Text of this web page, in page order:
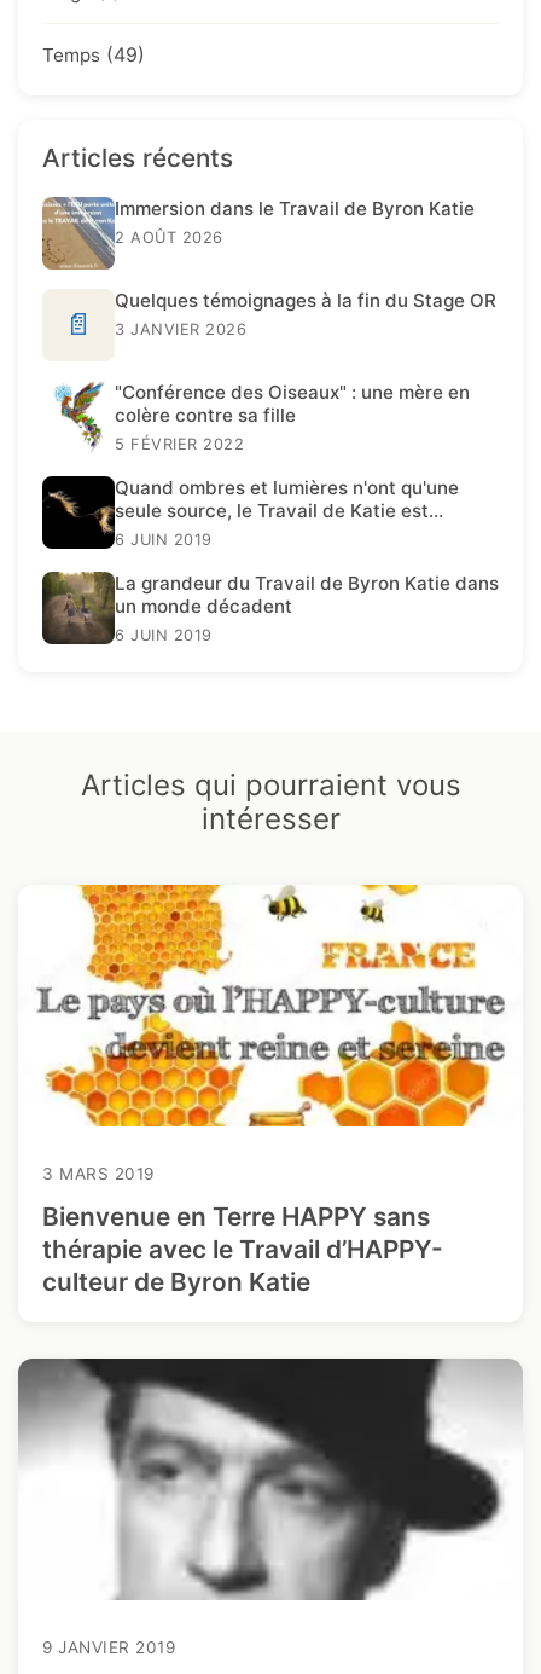
Temps (49)
Articles récents
Immersion dans le Travail de Byron Katie
2 AOÛT 2026
📄
Quelques témoignages à la fin du Stage OR
3 JANVIER 2026
"Conférence des Oiseaux" : une mère en
colère contre sa fille
5 FÉVRIER 2022
Quand ombres et lumières n'ont qu'une
seule source, le Travail de Katie est
présent.
6 JUIN 2019
La grandeur du Travail de Byron Katie dans
un monde décadent
6 JUIN 2019
Articles qui pourraient vous
intéresser
3 MARS 2019
Bienvenue en Terre HAPPY sans
thérapie avec le Travail d’HAPPY-
culteur de Byron Katie
9 JANVIER 2019